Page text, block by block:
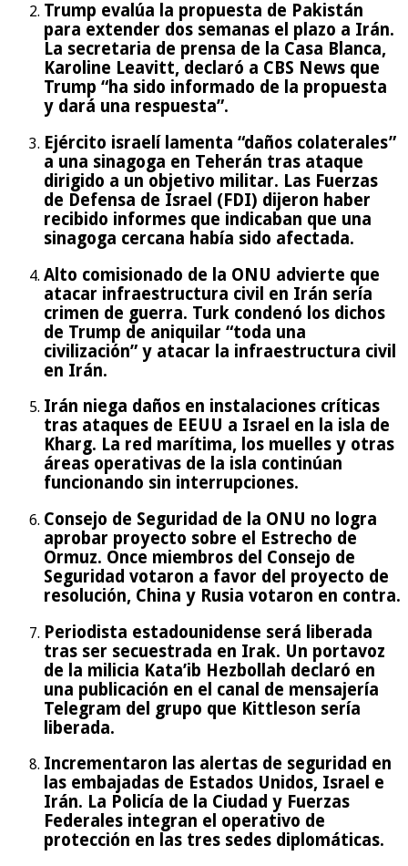
Trump evalúa la propuesta de Pakistán
para extender dos semanas el plazo a Irán.
La secretaria de prensa de la Casa Blanca,
Karoline Leavitt, declaró a CBS News que
Trump “ha sido informado de la propuesta
y dará una respuesta”.
Ejército israelí lamenta “daños colaterales”
a una sinagoga en Teherán tras ataque
dirigido a un objetivo militar. Las Fuerzas
de Defensa de Israel (FDI) dijeron haber
recibido informes que indicaban que una
sinagoga cercana había sido afectada.
Alto comisionado de la ONU advierte que
atacar infraestructura civil en Irán sería
crimen de guerra. Turk condenó los dichos
de Trump de aniquilar “toda una
civilización” y atacar la infraestructura civil
en Irán.
Irán niega daños en instalaciones críticas
tras ataques de EEUU a Israel en la isla de
Kharg. La red marítima, los muelles y otras
áreas operativas de la isla continúan
funcionando sin interrupciones.
Consejo de Seguridad de la ONU no logra
aprobar proyecto sobre el Estrecho de
Ormuz. Once miembros del Consejo de
Seguridad votaron a favor del proyecto de
resolución, China y Rusia votaron en contra.
Periodista estadounidense será liberada
tras ser secuestrada en Irak. Un portavoz
de la milicia Kata’ib Hezbollah declaró en
una publicación en el canal de mensajería
Telegram del grupo que Kittleson sería
liberada.
Incrementaron las alertas de seguridad en
las embajadas de Estados Unidos, Israel e
Irán. La Policía de la Ciudad y Fuerzas
Federales integran el operativo de
protección en las tres sedes diplomáticas.